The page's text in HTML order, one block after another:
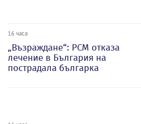
16 часа
„Възраждане“: РСМ отказа
лечение в България на
пострадала българка